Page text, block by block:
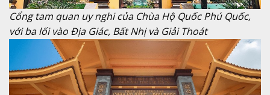
Cổng tam quan uy nghi của Chùa Hộ Quốc Phú Quốc,
với ba lối vào Địa Giác, Bất Nhị và Giải Thoát